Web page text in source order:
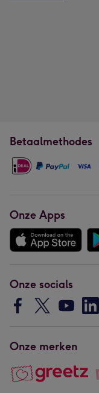
Betaalmethodes
Onze Apps
Onze socials
Onze merken